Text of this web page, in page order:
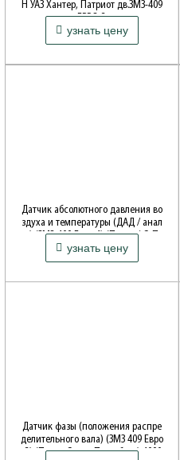
H УАЗ Хантер, Патриот дв.ЗМЗ-409
ЕВРО-3
Производитель: BOSCH, Германия
узнать цену
Датчик абсолютного давления во
здуха и температуры (ДАД / анал
ог) (ЗМЗ-409 Евро 4) (Пекар / С. Пе
тербург) 40905.3829010
узнать цену
Датчик фазы (положения распре
делительного вала) (ЗМЗ 409 Евро
-3) (Пекар Санкт-Петербург) 4090